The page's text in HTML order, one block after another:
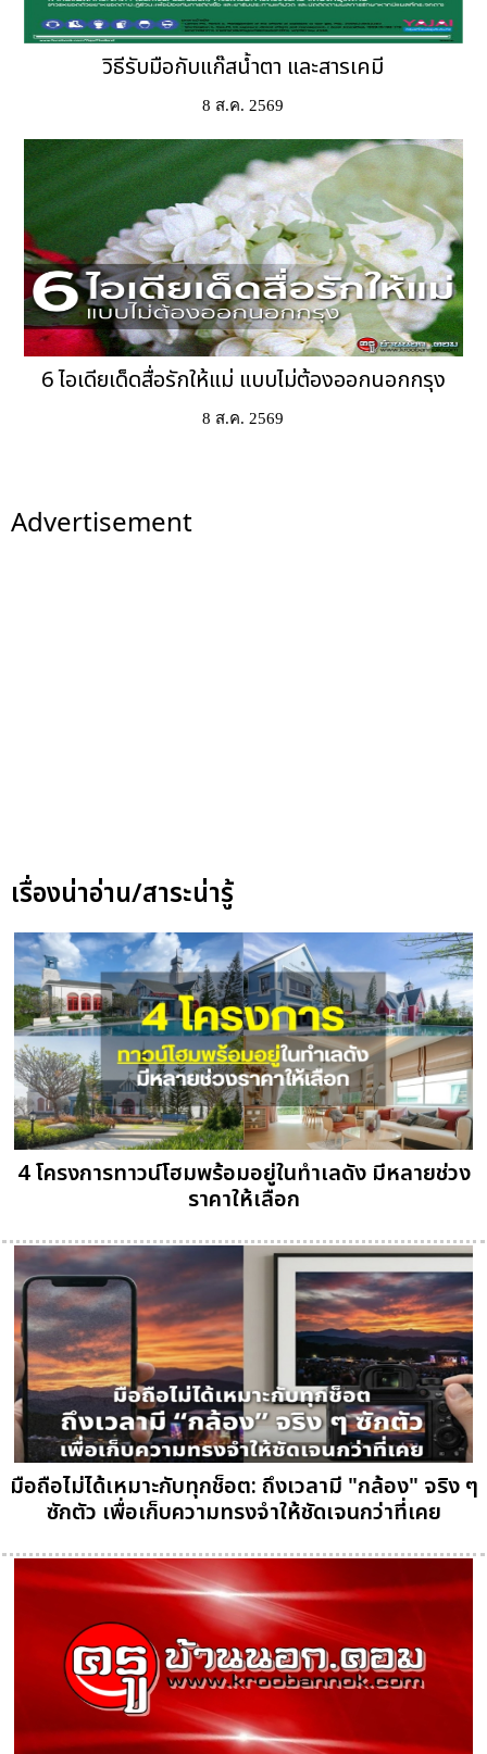
วิธีรับมือกับแก๊สน้ำตา และสารเคมี
8 ส.ค. 2569
6 ไอเดียเด็ดสื่อรักให้แม่ แบบไม่ต้องออกนอกกรุง
8 ส.ค. 2569
Advertisement
เรื่องน่าอ่าน/สาระน่ารู้
4 โครงการทาวน์โฮมพร้อมอยู่ในทำเลดัง มีหลายช่วง
ราคาให้เลือก
มือถือไม่ได้เหมาะกับทุกช็อต: ถึงเวลามี "กล้อง" จริง ๆ
ซักตัว เพื่อเก็บความทรงจำให้ชัดเจนกว่าที่เคย